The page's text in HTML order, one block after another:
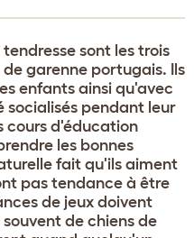
sont les trois
garenne portugais. Ils
enfants ainsi qu'avec
socialisés pendant leur
cours d'éducation
les bonnes
fait qu'ils aiment
pas tendance à être
de jeux doivent
de chiens de